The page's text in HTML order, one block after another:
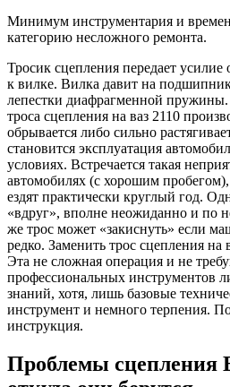
Минимум инструментария и
категорию несложного ремонта.
Тросик сцепления передает
к вилке. Вилка давит на
лепестки диафрагменной пружины.
троса сцепления на ваз 2110
обрывается либо сильно
становится эксплуатация
условиях. Встречается такая
автомобилях (с хорошим
ездят практически круглый год.
«вдруг», вполне неожиданно и по
же трос может «закиснуть» если
редко. Заменить трос сцепления на
Эта не сложная операция и не
профессиональных инструментов
знаний, хотя, лишь базовые
инструмент и немного терпения.
инструкция.
Проблемы сцепления